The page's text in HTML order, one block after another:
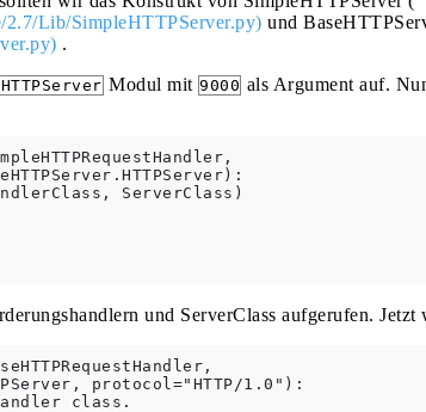
Lib/SimpleHTTPServer.py) und
.
Modul mit 9000 als Argument auf.
ServerClass)
und ServerClass aufgerufen. Jetzt
protocol="HTTP/1.0"):
class.